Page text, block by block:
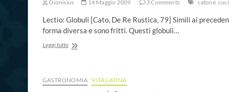
Dionisius 14 Maggio 2009 3 Comments catone
Lectio: Globuli [Cato, De Re Rustica, 79] Simili ai
forma diversa e sono fritti. Questi globuli…
Leggi tuttoPalline
GASTRONOMIA VITA LATINA